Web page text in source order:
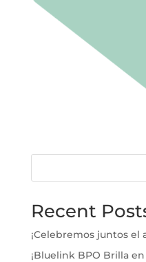
Recent
¡Celebremos juntos el
¡Bluelink BPO Brilla